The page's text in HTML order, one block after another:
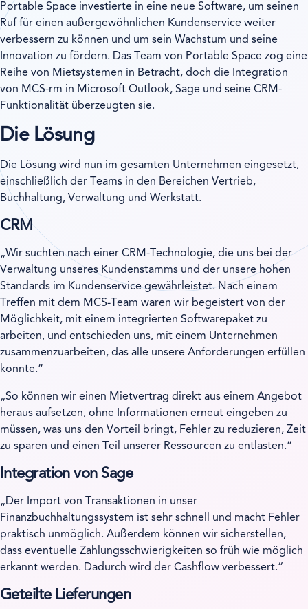
Portable Space investierte in eine neue Software, um seinen
Ruf für einen außergewöhnlichen Kundenservice weiter
verbessern zu können und um sein Wachstum und seine
Innovation zu fördern. Das Team von Portable Space zog eine
Reihe von Mietsystemen in Betracht, doch die Integration
von MCS-rm in Microsoft Outlook, Sage und seine CRM-
Funktionalität überzeugten sie.
Die Lösung
Die Lösung wird nun im gesamten Unternehmen eingesetzt,
einschließlich der Teams in den Bereichen Vertrieb,
Buchhaltung, Verwaltung und Werkstatt.
CRM
Wir suchten nach einer CRM-Technologie, die uns bei der
Verwaltung unseres Kundenstamms und der unsere hohen
Standards im Kundenservice gewährleistet. Nach einem
Treffen mit dem MCS-Team waren wir begeistert von der
Möglichkeit, mit einem integrierten Softwarepaket zu
arbeiten, und entschieden uns, mit einem Unternehmen
zusammenzuarbeiten, das alle unsere Anforderungen erfüllen
konnte.
So können wir einen Mietvertrag direkt aus einem Angebot
heraus aufsetzen, ohne Informationen erneut eingeben zu
müssen, was uns den Vorteil bringt, Fehler zu reduzieren, Zeit
zu sparen und einen Teil unserer Ressourcen zu entlasten.
Integration von Sage
Der Import von Transaktionen in unser
Finanzbuchhaltungssystem ist sehr schnell und macht Fehler
praktisch unmöglich. Außerdem können wir sicherstellen,
dass eventuelle Zahlungsschwierigkeiten so früh wie möglich
erkannt werden. Dadurch wird der Cashflow verbessert.
Geteilte Lieferungen